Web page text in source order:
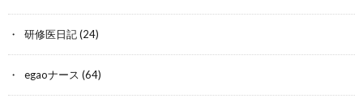
研修医日記(24)
egaoナース (64)